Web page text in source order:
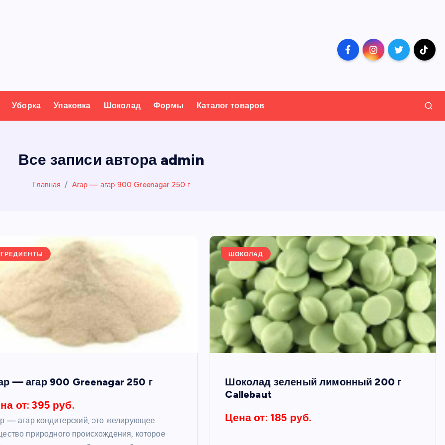
Уборка Упаковка Шоколад Формы Каталог товаров
Все записи автора admin
Главная Агар — агар 900 Greenagar 250 г
— агар 900 Greenagar 250 г
от: 395 руб.
— агар кондитерский, это желирующее
природного происхождения, которое
ШОКОЛАД
Шоколад зеленый лимонный 200 г
Callebaut
Цена от: 185 руб.